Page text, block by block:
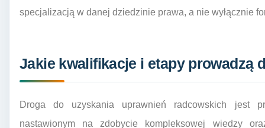
specjalizacją w danej dziedzinie prawa, a nie wyłącznie
Jakie kwalifikacje i etapy prowadzą
Droga do uzyskania uprawnień radcowskich jest
nastawionym na zdobycie kompleksowej wiedzy